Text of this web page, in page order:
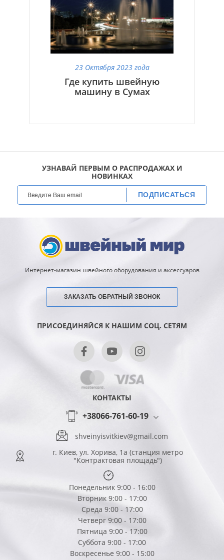
23 Октября 2023 года
Где купить швейную
машину в Сумах
УЗНАВАЙ ПЕРВЫМ О РАСПРОДАЖАХ И
НОВИНКАХ
ПОДПИСАТЬСЯ
Интернет-магазин швейного оборудования и аксессуаров
ЗАКАЗАТЬ ОБРАТНЫЙ ЗВОНОК
ПРИСОЕДИНЯЙСЯ К НАШИМ СОЦ. СЕТЯМ
КОНТАКТЫ
+38066-761-60-19
shveinyisvitkiev@gmail.com
г. Киев, ул. Хорива, 1а (станция метро
"Контрактовая площадь")
Понедельник 9:00 - 16:00
Вторник 9:00 - 17:00
Среда 9:00 - 17:00
Четверг 9:00 - 17:00
Пятница 9:00 - 17:00
Суббота 9:00 - 17:00
Воскресенье 9:00 - 15:00